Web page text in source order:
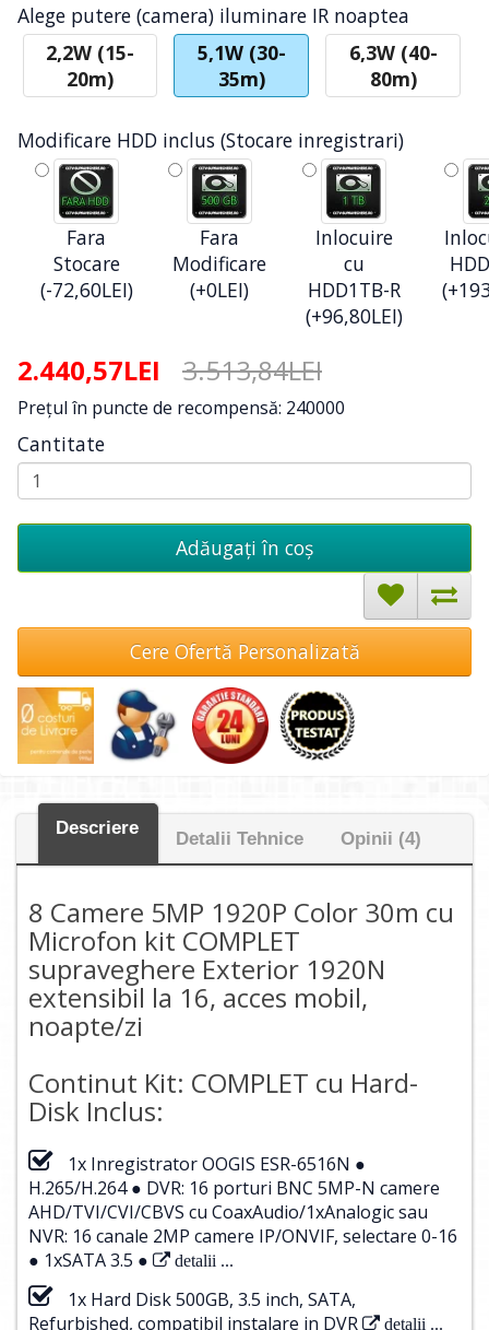
Alege putere (camera) iluminare IR noaptea
2,2W (15-
20m)
5,1W (30-
35m)
6,3W (40-
80m)
Modificare HDD inclus (Stocare inregistrari)
Fara
Stocare
(-72,60LEI)
Fara
Modificare
(+0LEI)
Inlocuire
cu
HDD1TB-R
(+96,80LEI)
2.440,57LEI 3.513,84LEI
Preţul în puncte de recompensă: 240000
Cantitate
Adăugați în coş
Cere Ofertă Personalizată
Descriere
Detalii Tehnice Opinii (4)
8 Camere 5MP 1920P Color 30m cu
Microfon kit COMPLET
supraveghere Exterior 1920N
extensibil la 16, acces mobil,
noapte/zi
Continut Kit: COMPLET cu Hard-
Disk Inclus:
1x Inregistrator OOGIS ESR-6516N ●
H.265/H.264 ● DVR: 16 porturi BNC 5MP-N camere
AHD/TVI/CVI/CBVS cu CoaxAudio/1xAnalogic sau
NVR: 16 canale 2MP camere IP/ONVIF, selectare 0-16
● 1xSATA 3.5 ●
detalii ...
1x Hard Disk 500GB, 3.5 inch, SATA,
Refurbished, compatibil instalare in DVR
detalii ...